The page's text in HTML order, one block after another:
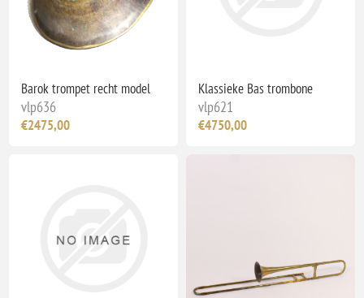
Barok trompet recht model
vlp636
€2475,00
Klassieke Bas trombone
vlp621
€4750,00